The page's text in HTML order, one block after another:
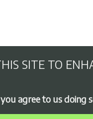
SITE TO
agree to us doing